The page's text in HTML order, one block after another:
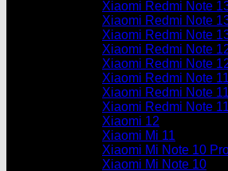
Xiaomi Redmi Note
Xiaomi Redmi Note
Xiaomi Redmi Note
Xiaomi Redmi Note
Xiaomi Redmi Note
Xiaomi Redmi Note
Xiaomi Redmi Note
Xiaomi Redmi Note 11
Xiaomi 12
Xiaomi Mi 11
Xiaomi Mi Note 10
Xiaomi Mi Note 10